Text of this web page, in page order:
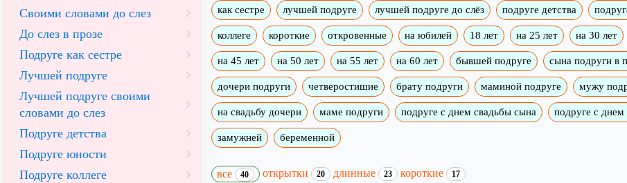
как сестре лучшей подруге лучшей подруге до слёз подруге детства
коллеге короткие откровенные на юбилей 18 лет на 25 лет на 30 лет
на 45 лет на 50 лет на 55 лет на 60 лет бывшей подруге сына подруги в
дочери подруги четверостишие брату подруги маминой подруге мужу
на свадьбу дочери маме подруги подруге с днем свадьбы сына подруге с
замужней беременной
все 40 открытки 20 длинные 23 короткие 17
Своими словами до слез
До слез в прозе
Подруге как сестре
Лучшей подруге
Лучшей подруге своими
словами до слез
Подруге детства
Подруге юности
Подруге коллеге